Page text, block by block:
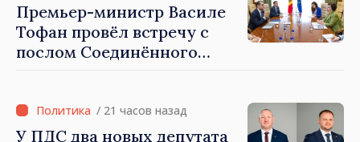
Премьер-министр Василе
Тофан провёл встречу с
послом Соединённого
Северной Ирландии Ферн
Хорин
/ 21 часов назад
У ПДС два новых депутата